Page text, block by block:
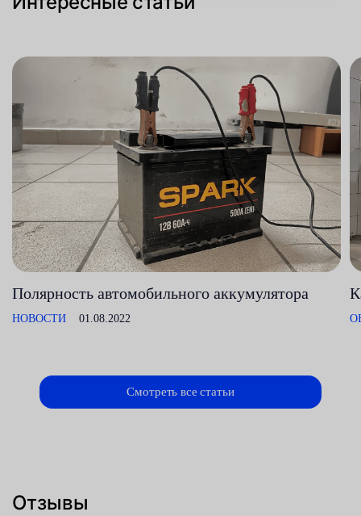
Полярность автомобильного аккумулятора
НОВОСТИ 01.08.2022
Смотреть все статьи
Отзывы